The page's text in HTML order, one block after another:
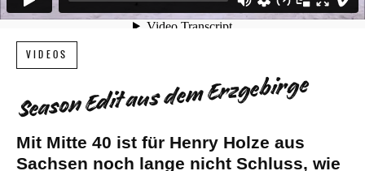
VIDEOS
Season Edit aus dem Erzgebirge
Mit Mitte 40 ist für Henry Holze aus
Sachsen noch lange nicht Schluss, wie